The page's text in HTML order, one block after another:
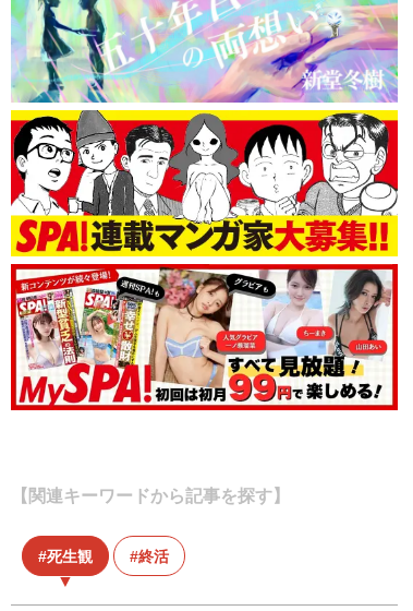
【関連キーワードから記事を探す】
死生観 終活